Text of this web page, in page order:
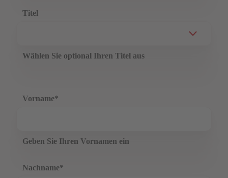
Titel
Wählen Sie optional Ihren Titel aus
Vorname*
Geben Sie Ihren Vornamen ein
Nachname*